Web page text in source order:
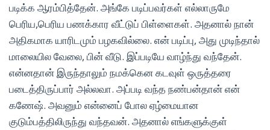
படிக்க ஆரம்பித்தேன். அங்கே படிப்பவர்கள் எல்லாருமே
பெரிய,பெரிய பணக்கார வீட்டுப் பிள்ளைகள். அதனால் நான்
அதிகமாக யாரிடமும் பழகவில்லை. என் படிப்பு, அது முடிந்தால்
மாலையில வேலை, பின் வீடு. இப்படியே வாழ்ந்து வந்தேன்.
என்னதான் இருந்தாலும் நமக்கென கடவுள் ஒருத்தரை
படைத்திருப்பார் அல்லவா. அப்படி வந்த நண்பன்தான் என்
கணேஷ். அவனும் என்னைப் போல ஏழ்மையான
குடும்பத்திலிருந்து வந்தவன். அதனால் எங்களுக்குள்